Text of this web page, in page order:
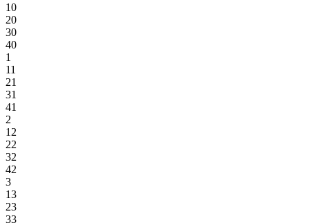
10
20
30
40
1
11
21
31
41
2
12
22
32
42
3
13
23
33